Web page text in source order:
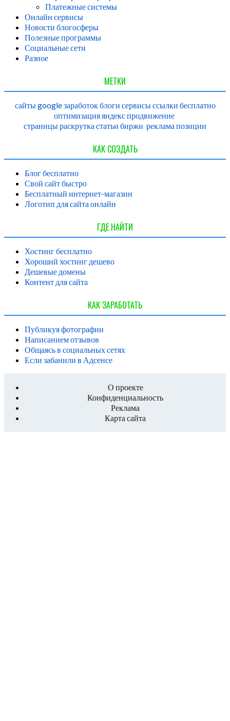
Платежные системы
Онлайн сервисы
Новости блогосферы
Полезные программы
Социальные сети
Разное
МЕТКИ
сайтыgoogleзаработокблоги сервисыссылки бесплатно
оптимизацияяндекспродвижение
страницыраскрутка статьи биржи реклама позиции
КАК СОЗДАТЬ
Блог бесплатно
Свой сайт быстро
Бесплатный интернет-магазин
Логотип для сайта онлайн
ГДЕ НАЙТИ
Хостинг бесплатно
Хороший хостинг дешево
Дешевые домены
Контент для сайта
КАК ЗАРАБОТАТЬ
Публикуя фотографии
Написанием отзывов
Общаясь в социальных сетях
Если забанили в Адсенсе
О проекте
Конфиденциальность
Реклама
Карта сайта